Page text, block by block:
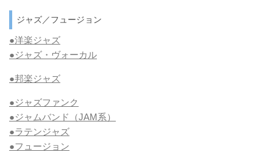
ジャズ／フュージョン
●洋楽ジャズ
●ジャズ・ヴォーカル
●邦楽ジャズ
●ジャズファンク
●ジャムバンド（JAM系）
●ラテンジャズ
●フュージョン